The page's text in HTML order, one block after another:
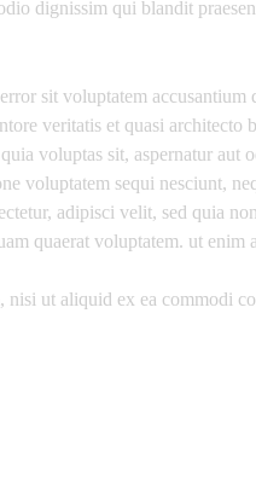
dignissim qui blandit
sit voluptatem
veritatis et quasi architecto
voluptas sit, aspernatur aut
voluptatem sequi nesciunt,
adipisci velit, sed quia
quaerat voluptatem. ut enim
ut aliquid ex ea commodi